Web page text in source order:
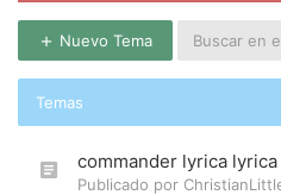
Nuevo Tema
Temas
commander lyrica
Publicado por